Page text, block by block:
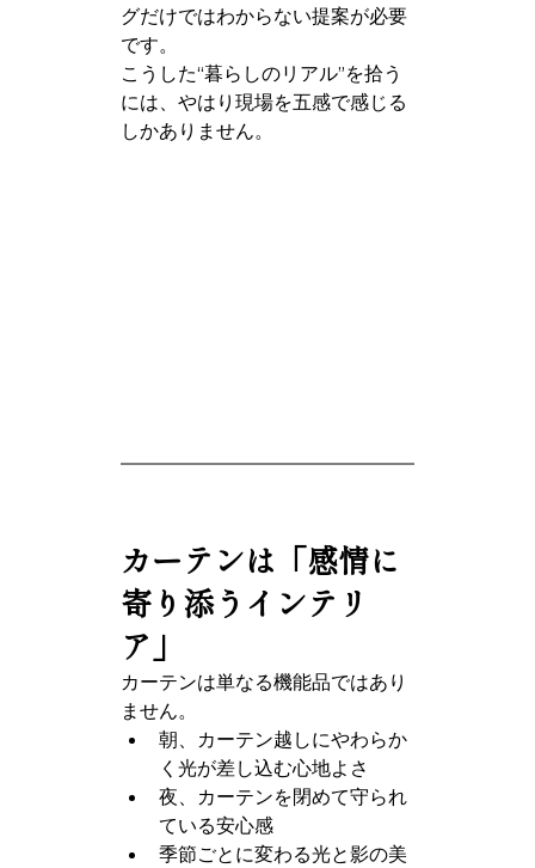
グだけではわからない提案が必要
です。
こうした“暮らしのリアル”を拾う
には、やはり現場を五感で感じる
しかありません。
カーテンは「感情に
寄り添うインテリ
ア」
カーテンは単なる機能品ではあり
ません。
朝、カーテン越しにやわらか
く光が差し込む心地よさ
夜、カーテンを閉めて守られ
ている安心感
季節ごとに変わる光と影の美